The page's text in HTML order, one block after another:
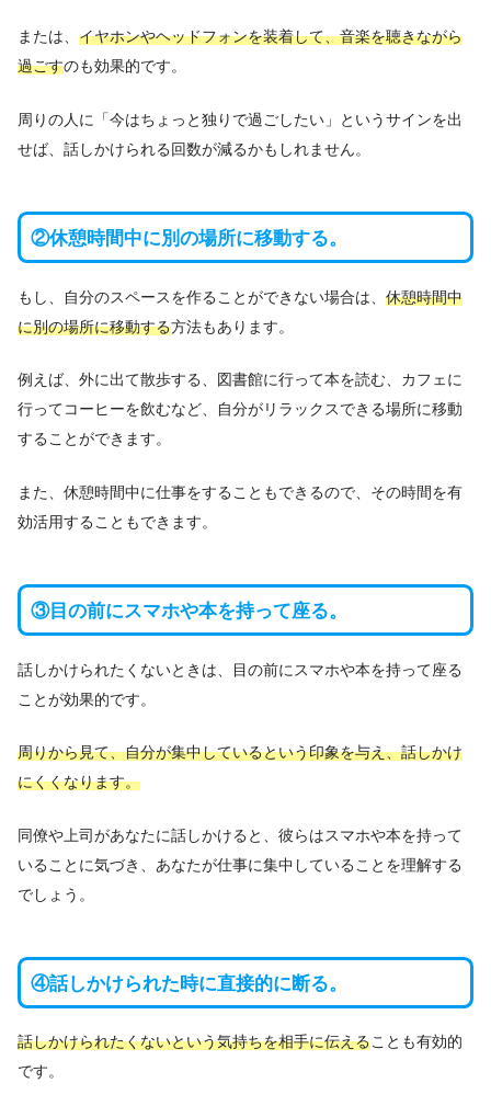
または、 イヤホンやヘッドフォンを装着して、音楽を聴きながら
過ごすのも効果的です。
周りの人に「今はちょっと独りで過ごしたい」というサインを出
せば、話しかけられる回数が減るかもしれません。
②休憩時間中に別の場所に移動する。
もし、自分のスペースを作ることができない場合は、 休憩時間中
に別の場所に移動する方法もあります。
例えば、外に出て散歩する、図書館に行って本を読む、カフェに
行ってコーヒーを飲むなど、自分がリラックスできる場所に移動
することができます。
また、休憩時間中に仕事をすることもできるので、その時間を有
効活用することもできます。
③目の前にスマホや本を持って座る。
話しかけられたくないときは、目の前にスマホや本を持って座る
ことが効果的です。
周りから見て、自分が集中しているという印象を与え、話しかけ
にくくなります。
同僚や上司があなたに話しかけると、彼らはスマホや本を持って
いることに気づき、あなたが仕事に集中していることを理解する
でしょう。
④話しかけられた時に直接的に断る。
話しかけられたくないという気持ちを相手に伝えることも有効的
です。